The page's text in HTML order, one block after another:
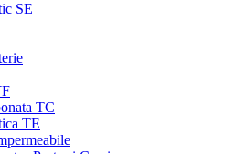
SE
TC
TE